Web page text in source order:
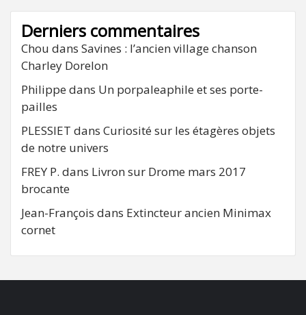
Derniers commentaires
Chou dans Savines : l’ancien village chanson
Charley Dorelon
Philippe dans Un porpaleaphile et ses porte-
pailles
PLESSIET dans Curiosité sur les étagères objets
de notre univers
FREY P. dans Livron sur Drome mars 2017
brocante
Jean-François dans Extincteur ancien Minimax
cornet